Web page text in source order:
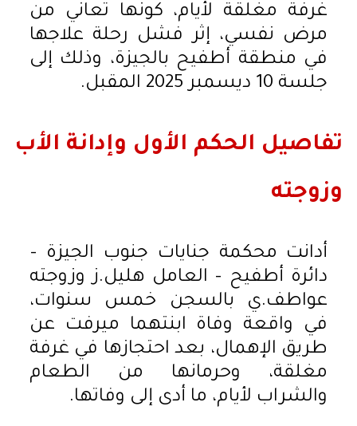
غرفة مغلقة لأيام، كونها تعاني من
مرض نفسي، إثر فشل رحلة علاجها
في منطقة أطفيح بالجيزة، وذلك إلى
جلسة 10 ديسمبر 2025 المقبل.
تفاصيل الحكم الأول وإدانة الأب
وزوجته
أدانت محكمة جنايات جنوب الجيزة –
دائرة أطفيح – العامل هليل.ز وزوجته
عواطف.ي بالسجن خمس سنوات،
في واقعة وفاة ابنتهما ميرفت عن
طريق الإهمال، بعد احتجازها في غرفة
مغلقة، وحرمانها من الطعام
والشراب لأيام، ما أدى إلى وفاتها.